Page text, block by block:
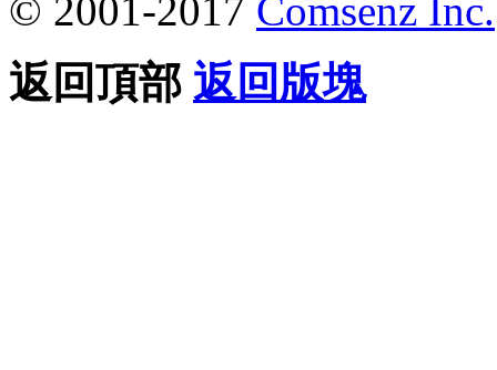
© 2001-2017 Comsenz Inc.
返回頂部 返回版塊